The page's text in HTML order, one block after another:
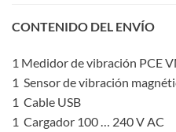
CONTENIDO DEL ENVÍO
1 Medidor de vibración PCE
1 Sensor de vibración
1 Cable USB
1 Cargador 100 … 240 V AC